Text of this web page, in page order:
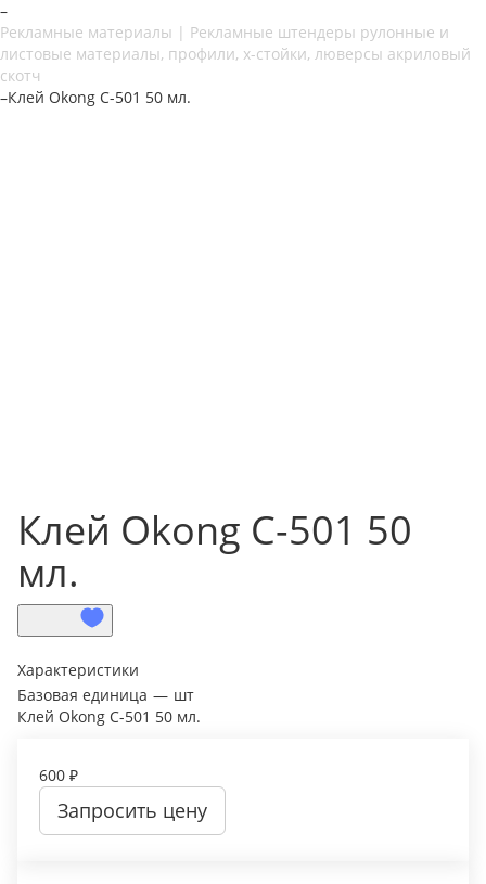
–
Рекламные материалы | Рекламные штендеры рулонные и
листовые материалы, профили, х-стойки, люверсы акриловый
скотч
–Клей Okong С-501 50 мл.
Клей Okong С-501 50
мл.
Характеристики
Базовая единица — шт
Клей Okong С-501 50 мл.
600 ₽
Запросить цену